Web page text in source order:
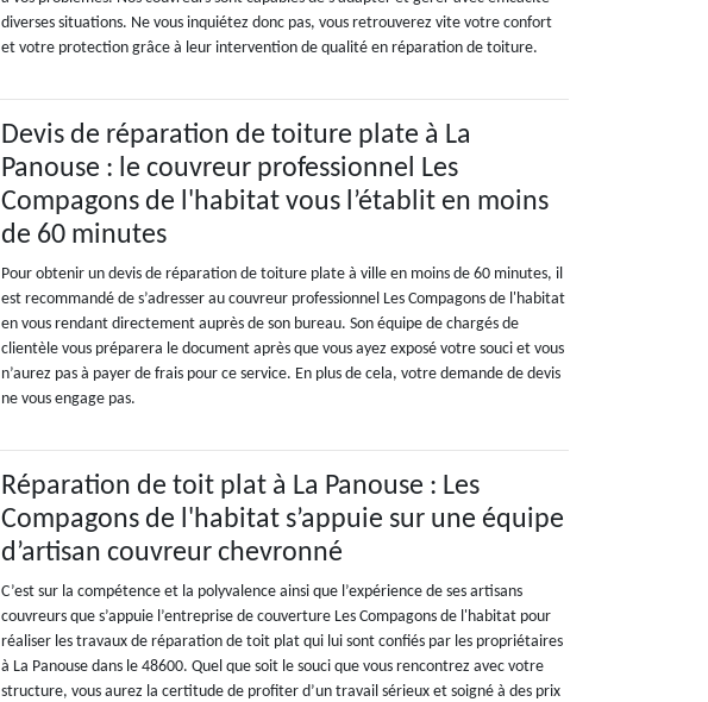
diverses situations. Ne vous inquiétez donc pas, vous retrouverez vite votre confort
et votre protection grâce à leur intervention de qualité en réparation de toiture.
Devis de réparation de toiture plate à La
Panouse : le couvreur professionnel Les
Compagons de l'habitat vous l’établit en moins
de 60 minutes
Pour obtenir un devis de réparation de toiture plate à ville en moins de 60 minutes, il
est recommandé de s’adresser au couvreur professionnel Les Compagons de l'habitat
en vous rendant directement auprès de son bureau. Son équipe de chargés de
clientèle vous préparera le document après que vous ayez exposé votre souci et vous
n’aurez pas à payer de frais pour ce service. En plus de cela, votre demande de devis
ne vous engage pas.
Réparation de toit plat à La Panouse : Les
Compagons de l'habitat s’appuie sur une équipe
d’artisan couvreur chevronné
C’est sur la compétence et la polyvalence ainsi que l’expérience de ses artisans
couvreurs que s’appuie l’entreprise de couverture Les Compagons de l'habitat pour
réaliser les travaux de réparation de toit plat qui lui sont confiés par les propriétaires
à La Panouse dans le 48600. Quel que soit le souci que vous rencontrez avec votre
structure, vous aurez la certitude de profiter d’un travail sérieux et soigné à des prix